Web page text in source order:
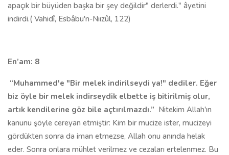
apaçık bir büyüden başka bir şey değildir" derlerdi." âyetini
indirdi.( Vahidî, Esbâbu'n-Nıızûl, 122)
En’am: 8
“Muhammed'e "Bir melek indirilseydi ya!" de­diler. Eğer
biz öyle bir melek indirseydik elbette iş bi­tirilmiş olur,
artık kendilerine göz bile açtırılmazdı.” Nitekim Allah'ın
kanunu şöyle cereyan etmiştir: Kim bir mucize ister, mucizeyi
gördükten sonra da iman etmezse, Allah onu anında helak
eder. Sonra onlara mühlet verilmez ve cezaları ertelenmez. Bu